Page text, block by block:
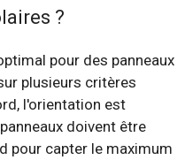
?
pour des panneaux
plusieurs critères
l'orientation est
doivent être
pour capter le maximum